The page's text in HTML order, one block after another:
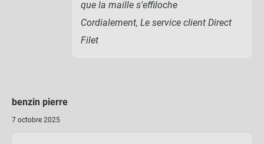
que la maille s'effiloche
Cordialement, Le service client Direct
Filet
benzin pierre
7 octobre 2025